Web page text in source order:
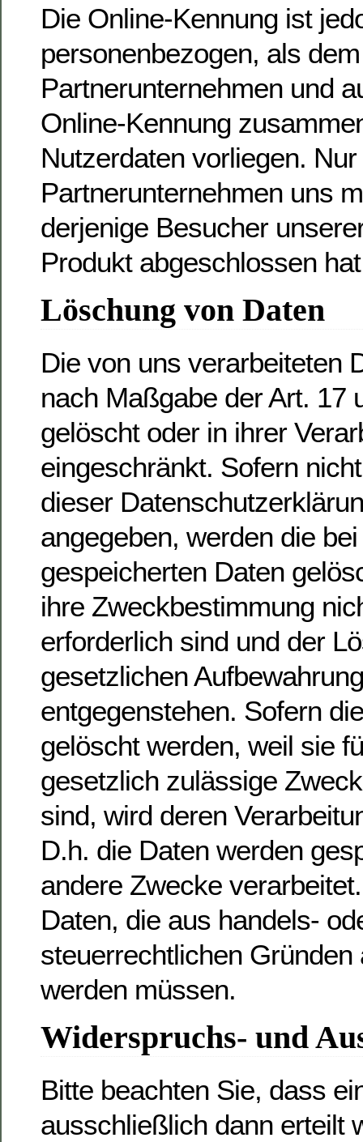
Die Online-Kennung ist
personenbezogen, als dem
Partnerunternehmen und
Online-Kennung
Nutzerdaten vorliegen.
Partnerunternehmen uns
derjenige Besucher
Produkt abgeschlossen
Löschung von Daten
Die von uns verarbeiteten
nach Maßgabe der Art. 17
gelöscht oder in ihrer
eingeschränkt. Sofern
dieser
angegeben, werden die
gespeicherten Daten
ihre Zweckbestimmung
erforderlich sind und der
gesetzlichen
entgegenstehen. Sofern
gelöscht werden, weil sie
gesetzlich zulässige
sind, wird deren
D.h. die Daten werden
andere Zwecke
Daten, die aus handels-
steuerrechtlichen Gründen
werden müssen.
Widerspruchs- und
Bitte beachten Sie, dass
ausschließlich dann erteilt